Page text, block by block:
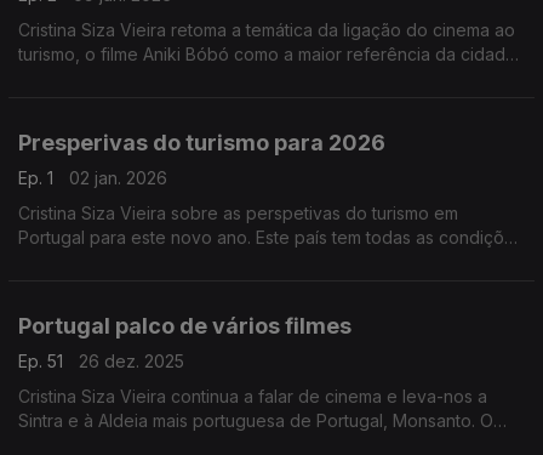
Cristina Siza Vieira retoma a temática da ligação do cinema ao
turismo, o filme Aniki Bóbó como a maior referência da cidade
Presperivas do turismo para 2026
Ep. 1
02 jan. 2026
Cristina Siza Vieira sobre as perspetivas do turismo em
Portugal para este novo ano. Este país tem todas as condições
Portugal palco de vários filmes
Ep. 51
26 dez. 2025
Cristina Siza Vieira continua a falar de cinema e leva-nos a
Sintra e à Aldeia mais portuguesa de Portugal, Monsanto. O